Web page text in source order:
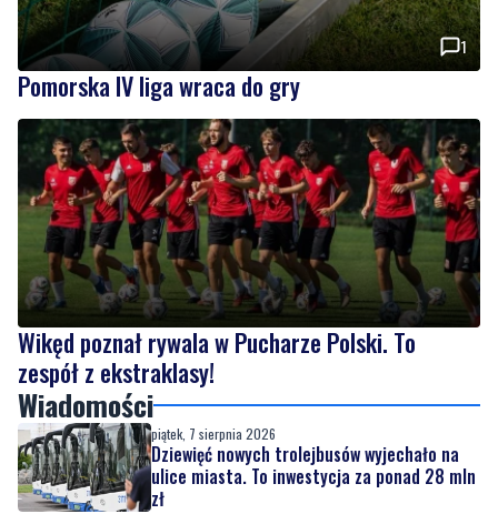
1
Pomorska IV liga wraca do gry
Wikęd poznał rywala w Pucharze Polski. To
zespół z ekstraklasy!
Wiadomości
piątek, 7 sierpnia 2026
Dziewięć nowych trolejbusów wyjechało na
ulice miasta. To inwestycja za ponad 28 mln
zł